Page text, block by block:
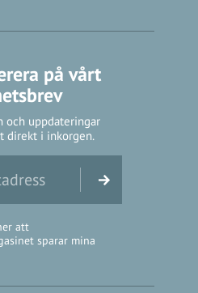
på vårt
och uppdateringar
direkt i inkorgen.
att
sparar mina